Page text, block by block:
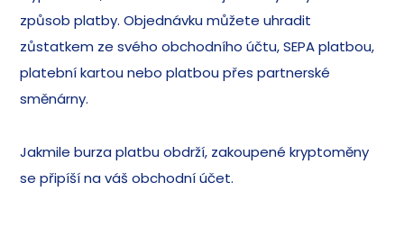
způsob platby. Objednávku můžete uhradit
zůstatkem ze svého obchodního účtu, SEPA platbou,
platební kartou nebo platbou přes partnerské
směnárny.
Jakmile burza platbu obdrží, zakoupené kryptoměny
se připíší na váš obchodní účet.